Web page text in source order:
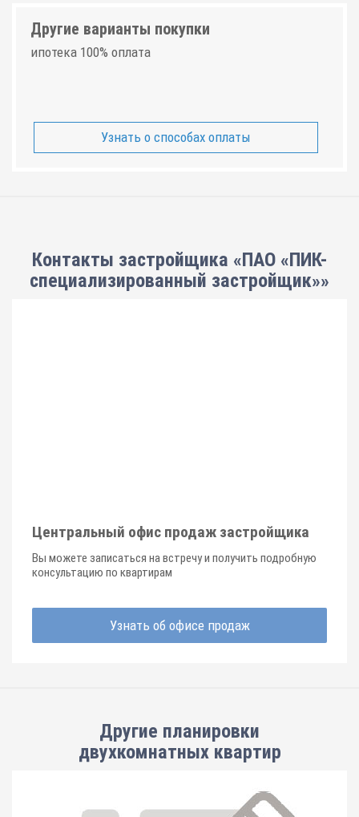
Другие варианты покупки
ипотека 100% оплата
Узнать о способах оплаты
Контакты застройщика «ПАО «ПИК-
специализированный застройщик»»
Центральный офис продаж застройщика
Вы можете записаться на встречу и получить подробную
консультацию по квартирам
Узнать об офисе продаж
Другие планировки
двухкомнатных квартир